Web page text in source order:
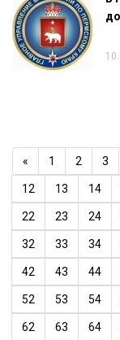
« 1 2 3
12 13 14
22 23 24
32 33 34
42 43 44
52 53 54
62 63 64